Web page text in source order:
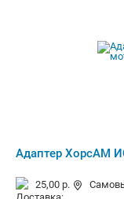
Адаптер ХорсАМ
25,00 р.